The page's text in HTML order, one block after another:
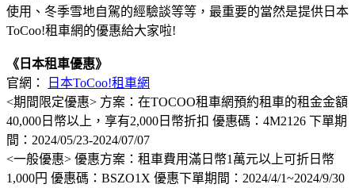
使用、冬季雪地自駕的經驗談等等，最重要的當然是提供日本
ToCoo!租車網的優惠給大家啦!
《日本租車優惠》
官網：
日本ToCoo!租車網
<期間限定優惠> 方案：在TOCOO租車網預約租車的租金金額
40,000日幣以上，享有2,000日幣折扣 優惠碼：4M2126 下單期
間：2024/05/23-2024/07/07
<一般優惠> 優惠方案：租車費用滿日幣1萬元以上可折日幣
1,000円 優惠碼：BSZO1X 優惠下單期間：2024/4/1~2024/9/30